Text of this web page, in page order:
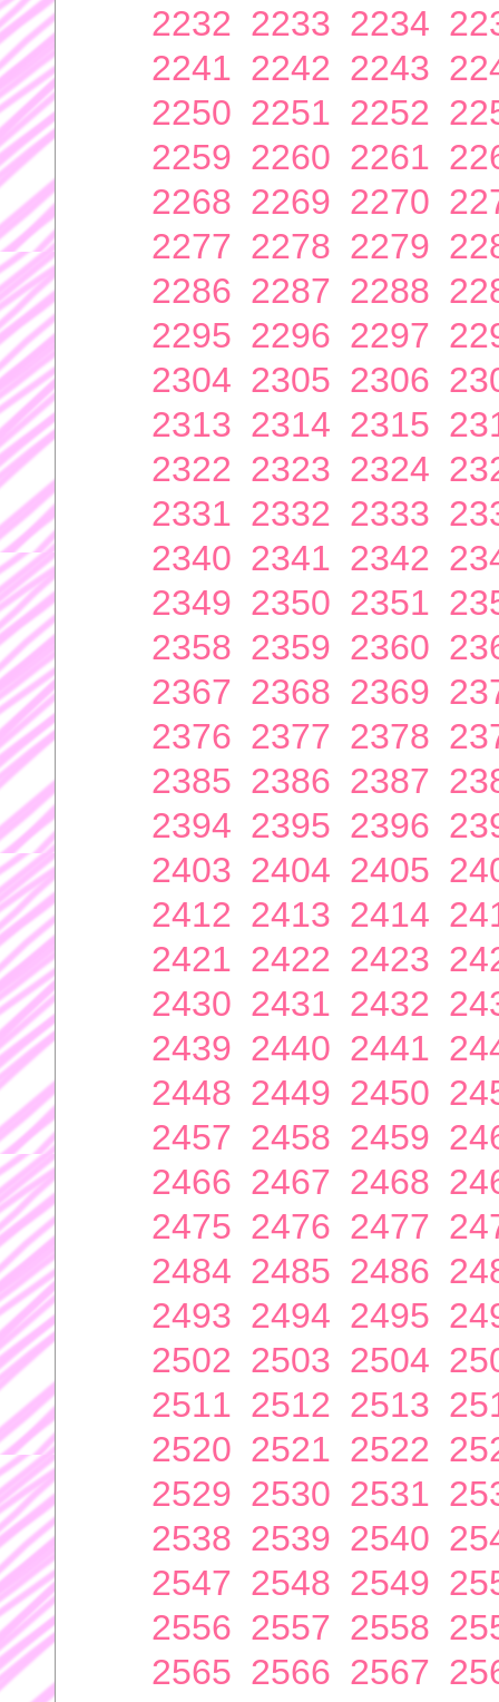
2232 2233 2234
2241 2242 2243
2250 2251 2252
2259 2260 2261
2268 2269 2270
2277 2278 2279
2286 2287 2288
2295 2296 2297
2304 2305 2306
2313 2314 2315
2322 2323 2324
2331 2332 2333
2340 2341 2342
2349 2350 2351
2358 2359 2360
2367 2368 2369
2376 2377 2378
2385 2386 2387
2394 2395 2396
2403 2404 2405
2412 2413 2414
2421 2422 2423
2430 2431 2432
2439 2440 2441
2448 2449 2450
2457 2458 2459
2466 2467 2468
2475 2476 2477
2484 2485 2486
2493 2494 2495
2502 2503 2504
2511 2512 2513
2520 2521 2522
2529 2530 2531
2538 2539 2540
2547 2548 2549
2556 2557 2558
2565 2566 2567